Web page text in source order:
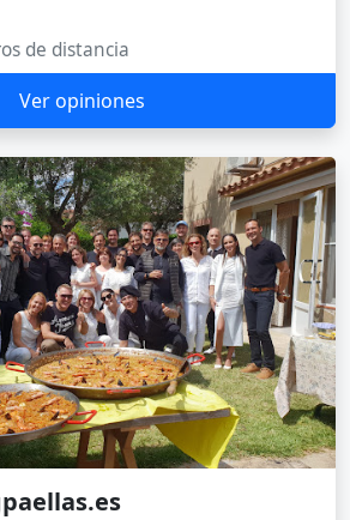
de distancia
Ver opiniones